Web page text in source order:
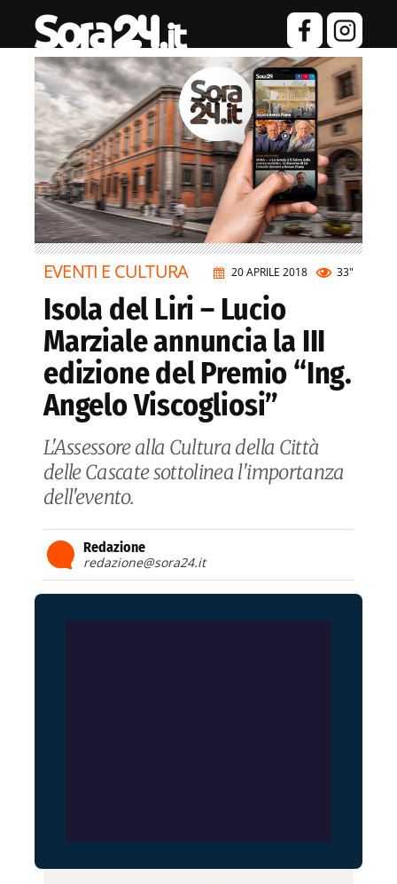
20 APRILE 2018 33"
EVENTI E CULTURA
Isola del Liri – Lucio
Marziale annuncia la III
edizione del Premio “Ing.
Angelo Viscogliosi”
L'Assessore alla Cultura della Città
delle Cascate sottolinea l'importanza
dell'evento.
Redazione
redazione@sora24.it